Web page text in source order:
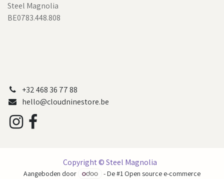
Steel Magnolia
BE0783.448.808
+32 468 36 77 88
hello@cloudninestore.be
Copyright © Steel Magnolia
Aangeboden door - De #1 Open source e-commerce